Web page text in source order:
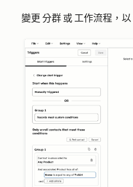
變更 分群 或 工作流程，以